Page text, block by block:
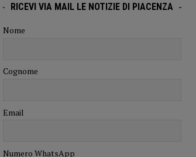
RICEVI VIA MAIL LE NOTIZIE DI PIACENZA
Nome
Cognome
Email
Numero WhatsApp